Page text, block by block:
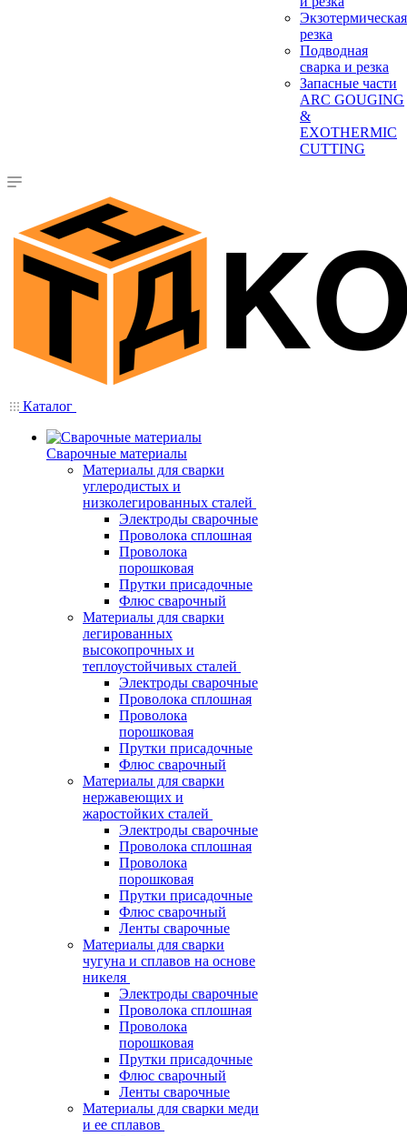
Экзотермическая
резка
Подводная
сварка и резка
Запасные части
ARC GOUGING
&
EXOTHERMIC
CUTTING
Каталог
Сварочные материалы
Материалы для сварки
углеродистых и
низколегированных сталей
Электроды сварочные
Проволока сплошная
Проволока
порошковая
Прутки присадочные
Флюс сварочный
Материалы для сварки
легированных
высокопрочных и
теплоустойчивых сталей
Электроды сварочные
Проволока сплошная
Проволока
порошковая
Прутки присадочные
Флюс сварочный
Материалы для сварки
нержавеющих и
жаростойких сталей
Электроды сварочные
Проволока сплошная
Проволока
порошковая
Прутки присадочные
Флюс сварочный
Ленты сварочные
Материалы для сварки
чугуна и сплавов на основе
никеля
Электроды сварочные
Проволока сплошная
Проволока
порошковая
Прутки присадочные
Флюс сварочный
Ленты сварочные
Материалы для сварки меди
и ее сплавов